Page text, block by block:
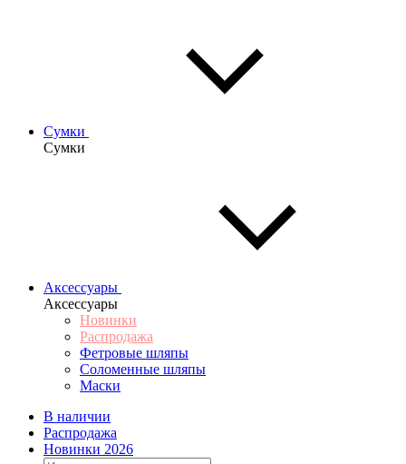
Сумки
Сумки
Аксессуары
Аксессуары
Новинки
Распродажа
Фетровые шляпы
Соломенные шляпы
Маски
В наличии
Распродажа
Новинки 2026